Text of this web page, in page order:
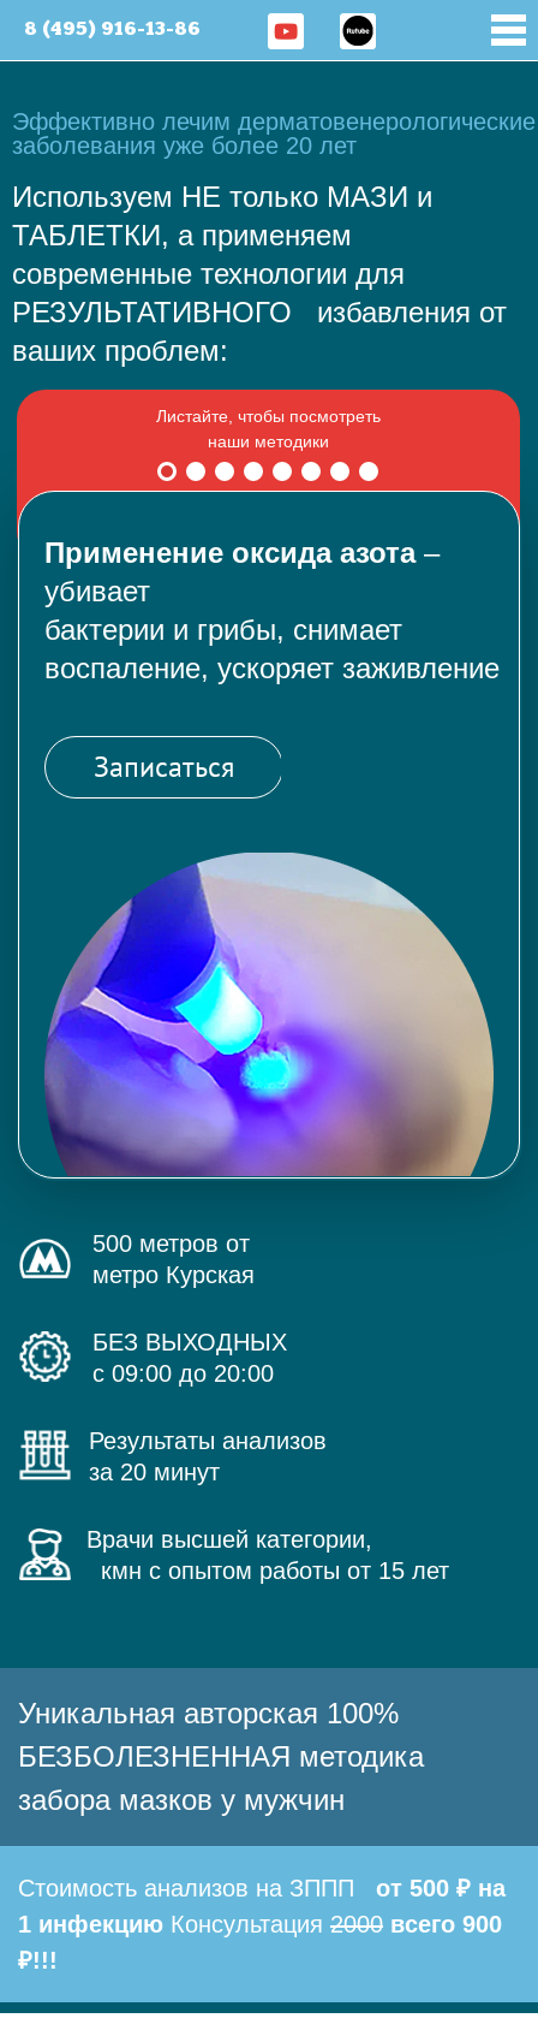
8 (495) 916-13-86
Эффективно лечим дерматовенерологические
заболевания уже более 20 лет
Используем НЕ только МАЗИ и
ТАБЛЕТКИ, а применяем
современные технологии для
РЕЗУЛЬТАТИВНОГО избавления от
ваших проблем:
Применение оксида азота–
убивает
бактерии и грибы, снимает
воспаление, ускоряет заживление
Записаться
500 метров от
метро Курская
БЕЗ ВЫХОДНЫХ
с 09:00 до 20:00
Результаты анализов
за 20 минут
Врачи высшей категории,
кмн с опытом работы от 15 лет
Уникальная авторская 100%
БЕЗБОЛЕЗНЕННАЯ методика
забора мазков у мужчин
Стоимость анализов на ЗППП
от 500 ₽ на
1 инфекцию Консультация 2000 всего 900
₽!!!